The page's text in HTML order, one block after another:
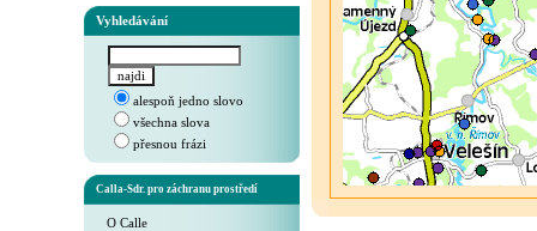
Vyhledávání
alespoň jedno slovo
všechna slova
přesnou frázi
Calla-Sdr. pro záchranu prostředí
O Calle